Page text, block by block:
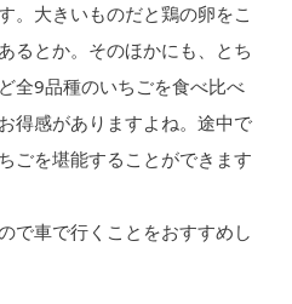
。大きいものだと鶏の卵をこ
るとか。そのほかにも、とち
全9品種のいちごを食べ比べ
得感がありますよね。途中で
ごを堪能することができます
で車で行くことをおすすめし